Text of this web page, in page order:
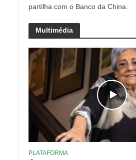
partilha com o Banco da China.
Multimédia
PLATAFORMA